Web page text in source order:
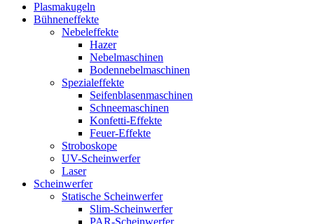
Plasmakugeln
Bühneneffekte
Nebeleffekte
Hazer
Nebelmaschinen
Bodennebelmaschinen
Spezialeffekte
Seifenblasenmaschinen
Schneemaschinen
Konfetti-Effekte
Feuer-Effekte
Stroboskope
UV-Scheinwerfer
Laser
Scheinwerfer
Statische Scheinwerfer
Slim-Scheinwerfer
PAR-Scheinwerfer